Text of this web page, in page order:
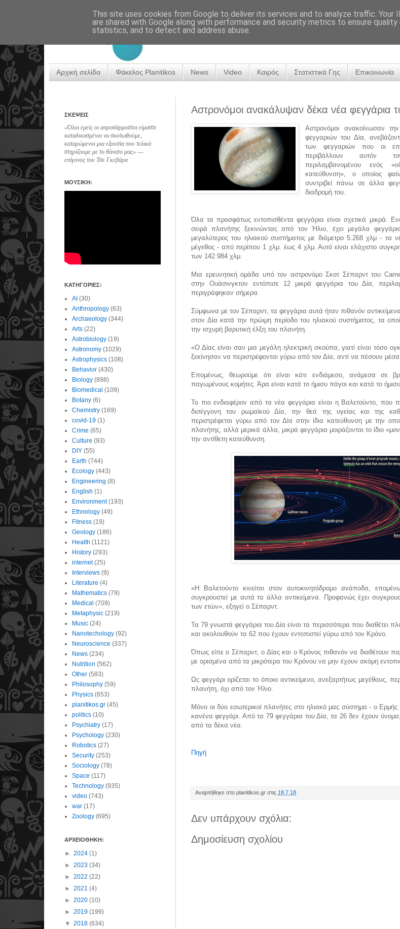
Αρχική σελίδα Φάκελος Planitikos News Video Καιρός Στατιστικά Γης Επικοινωνία
Αστρονόμοι ανακάλυψαν δέκα νέα φεγγάρια
Αστρονόμοι ανακοίνωσαν
φεγγαριών του Δία,
των φεγγαριών που οι
περιβάλλουν αυτόν
περιλαμβανομένου ενός
κατεύθυνση», ο οποίος
συντριβεί πάνω σε άλλα
διαδρομή του.
Όλα τα προσφάτως εντοπισθέντα φεγγάρια είναι σχετικά μικρά.
σειρά πλανήτης ξεκινώντας από τον Ήλιο, έχει μεγάλα
μεγαλύτερος του ηλιακού συστήματος με διάμετρο 5.268 χλμ - τα
μέγεθος - από περίπου 1 χλμ. έως 4 χλμ. Αυτό είναι ελάχιστο
των 142.984 χλμ.
Μια ερευνητική ομάδα υπό τον αστρονόμο Σκοτ Σέπαρντ του
στην Ουάσινγκτον εντόπισε 12 μικρά φεγγάρια του Δία,
περιγράφηκαν σήμερα.
Σύμφωνα με τον Σέπαρντ, τα φεγγάρια αυτά ήταν πιθανόν
στον Δία κατά την πρώιμη περίοδο του ηλιακού συστήματος, τα
την ισχυρή βαρυτική έλξη του πλανήτη.
«Ο Δίας είναι σαν μια μεγάλη ηλεκτρική σκούπα, γιατί είναι τόσο
ξεκίνησαν να περιστρέφονται γύρω από τον Δία, αντί να πέσουν μέσα
Επομένως, θεωρούμε ότι είναι κάτι ενδιάμεσο, ανάμεσα σε
παγωμένους κομήτες. Άρα είναι κατά το ήμισυ πάγοι και κατά το
Το πιο ενδιαφέρον από τα νέα φεγγάρια είναι η Βαλετούντο, που
δισέγγονη του ρωμαϊκού Δία, την θεά της υγείας και της
περιστρέφεται γύρω από τον Δία στην ίδια κατεύθυνση με την
πλανήτης, αλλά μερικά άλλα, μικρά φεγγάρια μοιράζονται το ίδιο
την αντίθετη κατεύθυνση.
«Η Βαλετούντο κινείται στον αυτοκινητόδρομο ανάποδα,
συγκρουστεί με αυτά τα άλλα αντικείμενα. Προφανώς έχει
των ετών», εξηγεί ο Σέπαρντ.
Τα 79 γνωστά φεγγάρια του Δία είναι τα περισσότερα που διαθέτει
και ακολουθούν τα 62 που έχουν εντοπιστεί γύρω από τον Κρόνο.
Όπως είπε ο Σέπαρντ, ο Δίας και ο Κρόνος πιθανόν να διαθέτουν
με ορισμένα από τα μικρότερα του Κρόνου να μην έχουν ακόμη
Ως φεγγάρι ορίζεται το όποιο αντικείμενο, ανεξαρτήτως μεγέθους,
πλανήτη, όχι από τον Ήλιο.
Μόνο οι δύο εσωτερικοί πλανήτες στο ηλιακό μας σύστημα - ο Ερμής
κανένα φεγγάρι. Από τα 79 φεγγάρια του Δία, τα 26 δεν έχουν
από τα δέκα νέα.
Πηγή
Αναρτήθηκε στο planitikos.gr στις 18.7.18
Δεν υπάρχουν σχόλια:
Δημοσίευση σχολίου
ΣΚΕΨΕΙΣ
«Όλοι εμείς οι απροσάρμοστοι είμαστε
καταδικασμένοι να σκοτωθούμε,
καταρώμενοι μια εξουσία που τελικά
στηρίζουμε με το θάνατο μας» ―
επίγονος του Τσε Γκεβάρα
ΜΟΥΣΙΚΗ:
ΚΑΤΗΓΟΡΙΕΣ:
AI (30)
Anthropology (63)
Archaeology (344)
Arts (22)
Astrobiology (19)
Astronomy (1029)
Astrophysics (108)
Behavior (430)
Biology (898)
Biomedical (109)
Botany (6)
Chemistry (169)
covid-19 (1)
Crime (65)
Culture (93)
DIY (55)
Earth (744)
Ecology (443)
Engineering (8)
English (1)
Environment (193)
Ethnology (49)
Fitness (19)
Geology (186)
Health (1121)
History (293)
internet (25)
Interviews (9)
Literature (4)
Mathematics (79)
Medical (709)
Metaphysic (219)
Music (24)
Nanotechology (92)
Neuroscience (337)
News (234)
Nutrition (562)
Other (583)
Philosophy (59)
Physics (653)
planitikos.gr (45)
politics (10)
Psychiatry (17)
Psychology (230)
Robotics (27)
Security (253)
Sociology (78)
Space (117)
Technology (935)
video (743)
war (17)
Zoology (695)
ΑΡΧΕΙΟΘΗΚΗ:
► 2024 (1)
► 2023 (34)
► 2022 (22)
► 2021 (4)
► 2020 (10)
► 2019 (199)
▼ 2018 (634)
This site uses cookies from Google to deliver its services and to analyze traffic. Your
are shared with Google along with performance and security metrics to ensure
statistics, and to detect and address abuse.